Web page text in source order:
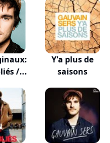
/...
Y'a plus de
saisons